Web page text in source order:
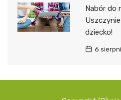
Nabór do
dziecko!
6